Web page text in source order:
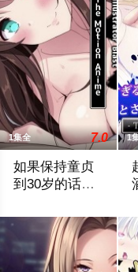
1集全 7.0
如果保持童贞
到30岁的话貌
法使
1